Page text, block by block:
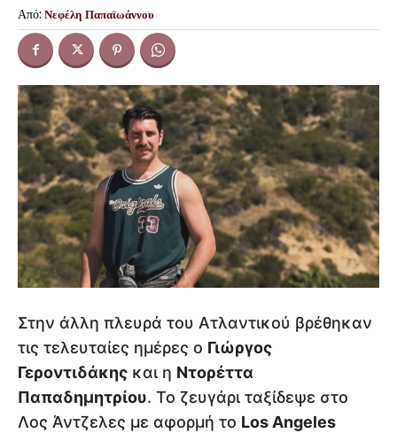
Από: Νεφέλη Παπαϊωάννου
Στην άλλη πλευρά του Ατλαντικού βρέθηκαν
τις τελευταίες ημέρες ο Γιώργος
Γεροντιδάκης και η Ντορέττα
Παπαδημητρίου. Το ζευγάρι ταξίδεψε στο
Λος Άντζελες με αφορμή το Los Angeles